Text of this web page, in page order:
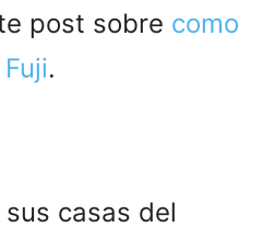
post sobre como
.
casas del